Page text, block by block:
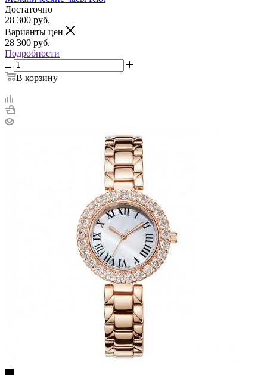
Достаточно
28 300 руб.
Варианты цен
28 300 руб.
Подробности
В корзину